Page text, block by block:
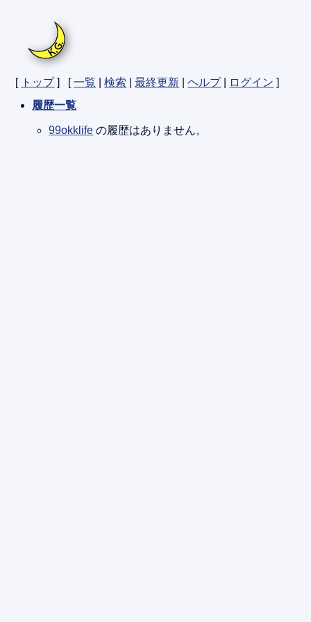
[ トップ] [一覧 |検索 |最終更新 |ヘルプ| ログイン ]
履歴一覧
99okklife の履歴はありません。